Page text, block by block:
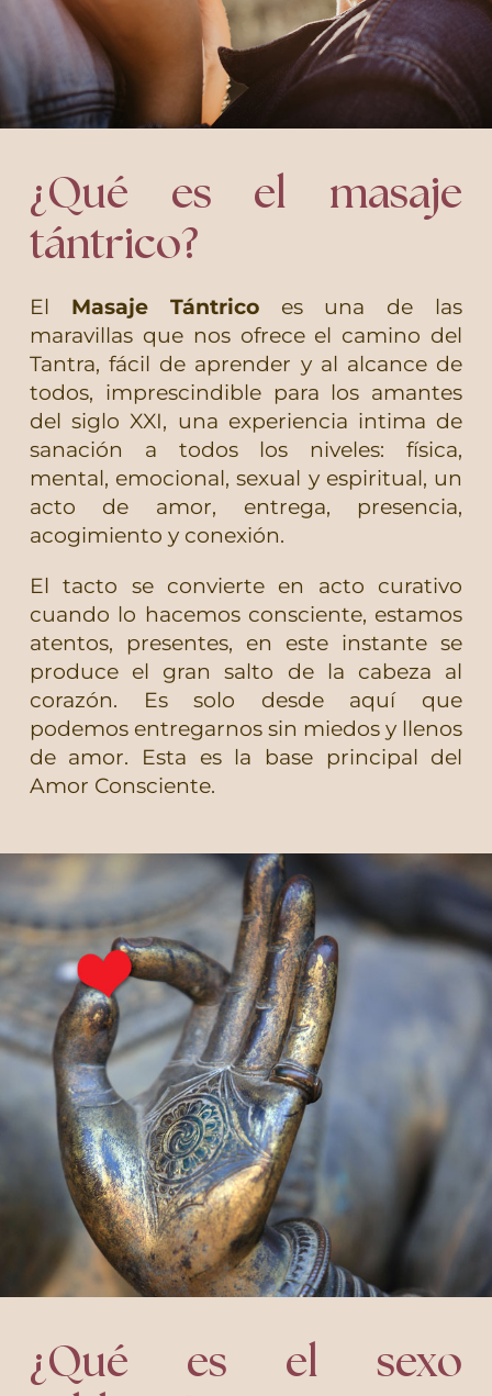
¿Qué es el masaje
tántrico?
El Masaje Tántricoes una de las
maravillas que nos ofrece el camino del
Tantra, fácil de aprender y al alcance de
todos, imprescindible para los amantes
del siglo XXI, una experiencia intima de
sanación a todos los niveles: física,
mental, emocional, sexual y espiritual, un
acto de amor, entrega, presencia,
acogimiento y conexión.
El tacto se convierte en acto curativo
cuando lo hacemos consciente, estamos
atentos, presentes, en este instante se
produce el gran salto de la cabeza al
corazón. Es solo desde aquí que
podemos entregarnos sin miedos y llenos
de amor. Esta es la base principal del
Amor Consciente.
¿Qué es el sexo